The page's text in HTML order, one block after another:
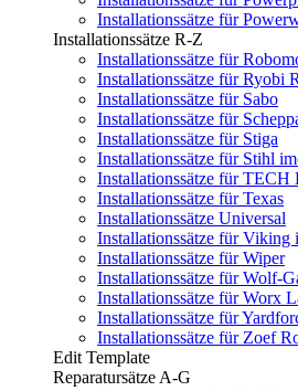
Installationssätze für
Installationssätze R-Z
Installationssätze für
Installationssätze für Ryobi
Installationssätze für Sabo
Installationssätze für
Installationssätze für Stiga
Installationssätze für Stihl
Installationssätze für TECH
Installationssätze für Texas
Installationssätze Universal
Installationssätze für Viking
Installationssätze für Wiper
Installationssätze für Wolf-
Installationssätze für Worx
Installationssätze für
Installationssätze für Zoef
Edit Template
Reparatursätze A-G